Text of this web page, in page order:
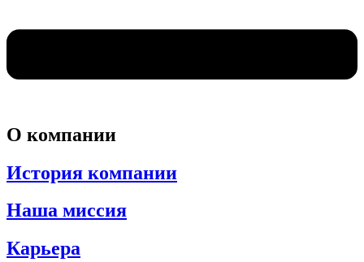
О компании
История компании
Наша миссия
Карьера